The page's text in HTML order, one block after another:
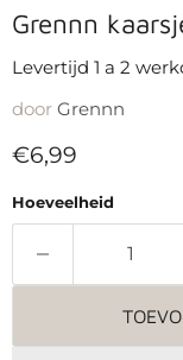
Grennn
Levertijd 1 a 2
door Grennn
Huidige prijs
€6,99
Hoeveelheid